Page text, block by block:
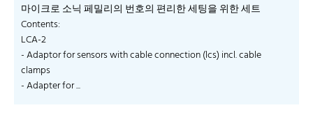
마이크로 소닉 페밀리의 번호의 편리한 세팅을 위한 세트
Contents:
LCA-2
- Adaptor for sensors with cable connection (lcs) incl. cable
clamps
- Adapter for ...